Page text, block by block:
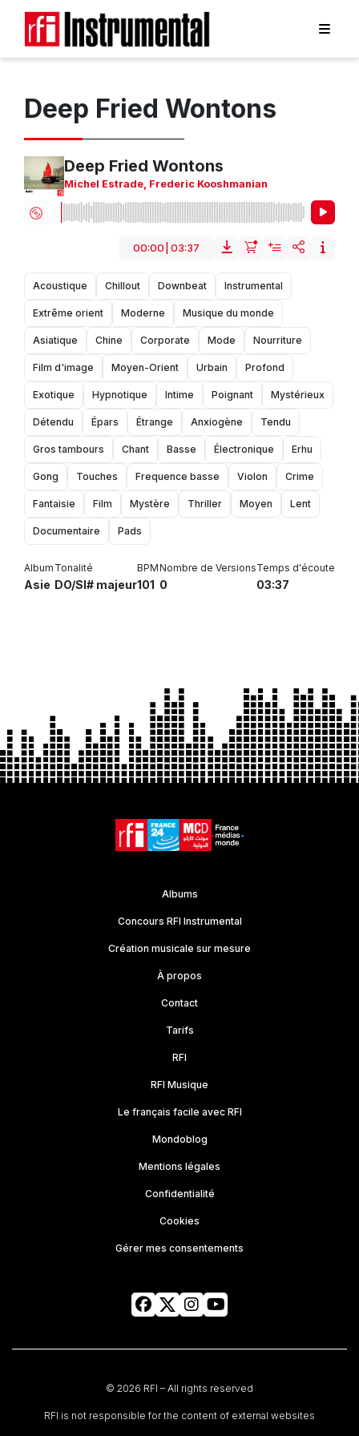
Deep Fried Wontons
Deep Fried Wontons
Michel Estrade, Frederic Kooshmanian
00:00 03:37
Acoustique Chillout Downbeat Instrumental
Extrême orient Moderne Musique du monde
Asiatique Chine Corporate Mode Nourriture
Film d'image Moyen-Orient Urbain Profond
Exotique Hypnotique Intime Poignant Mystérieux
Détendu Épars Étrange Anxiogène Tendu
Gros tambours Chant Basse Électronique Erhu
Gong Touches Frequence basse Violon Crime
Fantaisie Film Mystère Thriller Moyen Lent
Documentaire Pads
Album
Asie
Tonalité
DO/SI# majeur
BPM
101
Nombre de Versions
0
Temps d'écoute
03:37
Albums
Concours RFI Instrumental
Création musicale sur mesure
À propos
Contact
Tarifs
RFI
RFI Musique
Le français facile avec RFI
Mondoblog
Mentions légales
Confidentialité
Cookies
Gérer mes consentements
© 2026 RFI – All rights reserved
RFI is not responsible for the content of external websites